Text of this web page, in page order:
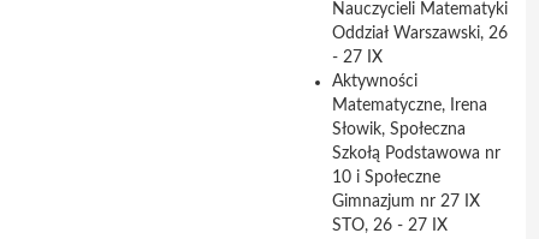
Nauczycieli Matematyki
Oddział Warszawski, 26
- 27 IX
Aktywności
Matematyczne, Irena
Słowik, Społeczna
Szkołą Podstawowa nr
10 i Społeczne
Gimnazjum nr 27 IX
STO, 26 - 27 IX